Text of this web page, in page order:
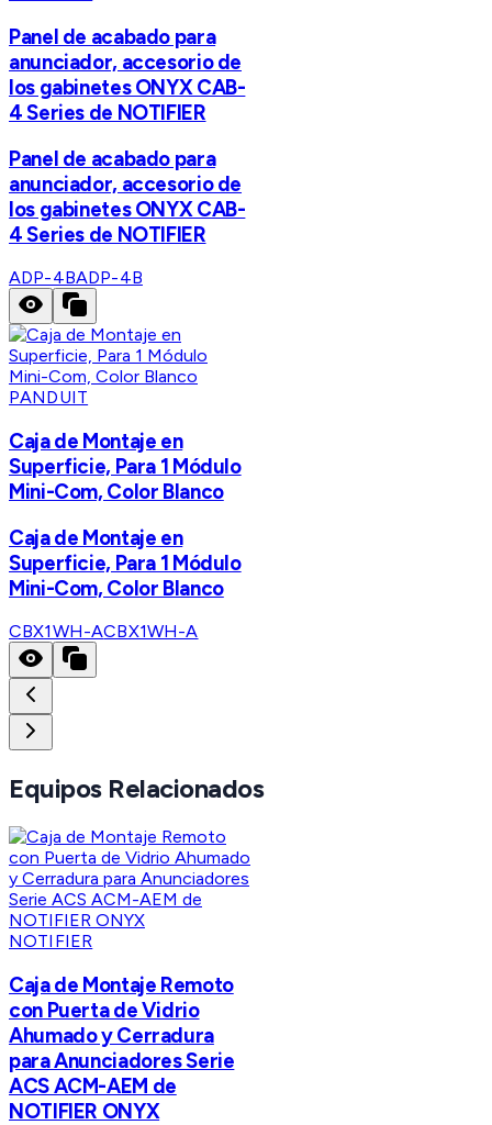
Panel de acabado para
anunciador, accesorio de
los gabinetes ONYX CAB-
4 Series de NOTIFIER
Panel de acabado para
anunciador, accesorio de
los gabinetes ONYX CAB-
4 Series de NOTIFIER
ADP-4BADP-4B
PANDUIT
Caja de Montaje en
Superficie, Para 1 Módulo
Mini-Com, Color Blanco
Caja de Montaje en
Superficie, Para 1 Módulo
Mini-Com, Color Blanco
CBX1WH-ACBX1WH-A
Equipos Relacionados
NOTIFIER
Caja de Montaje Remoto
con Puerta de Vidrio
Ahumado y Cerradura
para Anunciadores Serie
ACS ACM-AEM de
NOTIFIER ONYX